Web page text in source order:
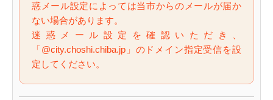
惑メール設定によっては当市からのメールが届か
ない場合があります。
迷惑メール設定を確認いただき、
「@city.choshi.chiba.jp」のドメイン指定受信を設
定してください。